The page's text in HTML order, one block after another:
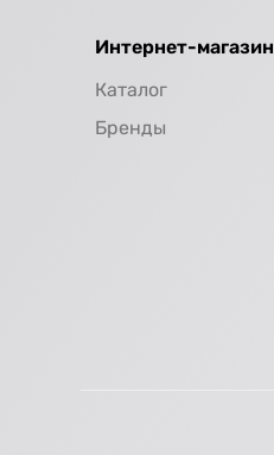
Интернет-магазин
Каталог
Бренды